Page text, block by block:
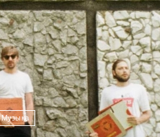
Музыка